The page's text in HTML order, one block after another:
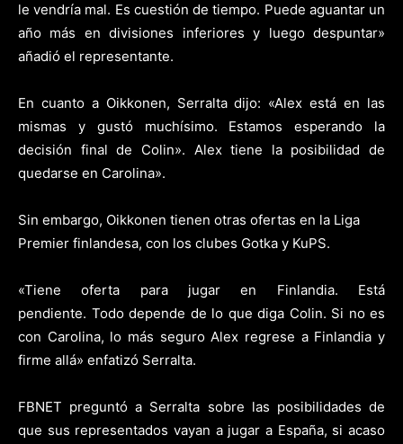
le vendría mal. Es cuestión de tiempo. Puede aguantar un
año más en divisiones inferiores y luego despuntar»
añadió el representante.
En cuanto a Oikkonen, Serralta dijo: «Alex está en las
mismas y gustó muchísimo. Estamos esperando la
decisión final de Colin». Alex tiene la posibilidad de
quedarse en Carolina».
Sin embargo, Oikkonen tienen otras ofertas en la Liga
Premier finlandesa, con los clubes Gotka y KuPS.
«Tiene oferta para jugar en Finlandia. Está
pendiente. Todo depende de lo que diga Colin. Si no es
con Carolina, lo más seguro Alex regrese a Finlandia y
firme allá» enfatizó Serralta.
FBNET preguntó a Serralta sobre las posibilidades de
que sus representados vayan a jugar a España, si acaso